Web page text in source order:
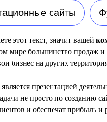
сайты
этот текст, значит вашей
мире большинство продаж и
бизнес на других
презентацией
не просто по созданию
и обеспечат прибыль и